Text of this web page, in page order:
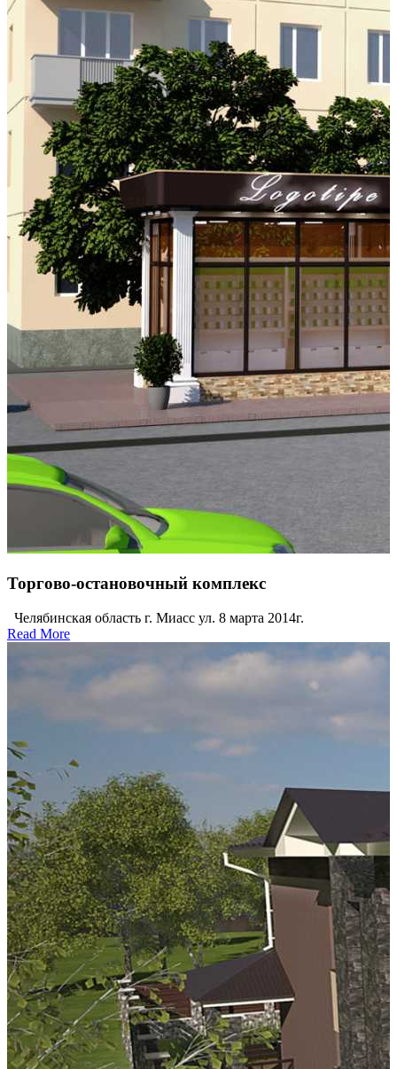
Торгово-остановочный комплекс
Челябинская область г. Миасс ул. 8 марта 2014г.
Read More